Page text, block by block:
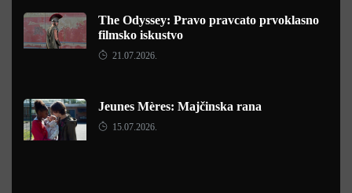
The Odyssey: Pravo pravcato prvoklasno
filmsko iskustvo
21.07.2026.
Jeunes Mères: Majčinska rana
15.07.2026.